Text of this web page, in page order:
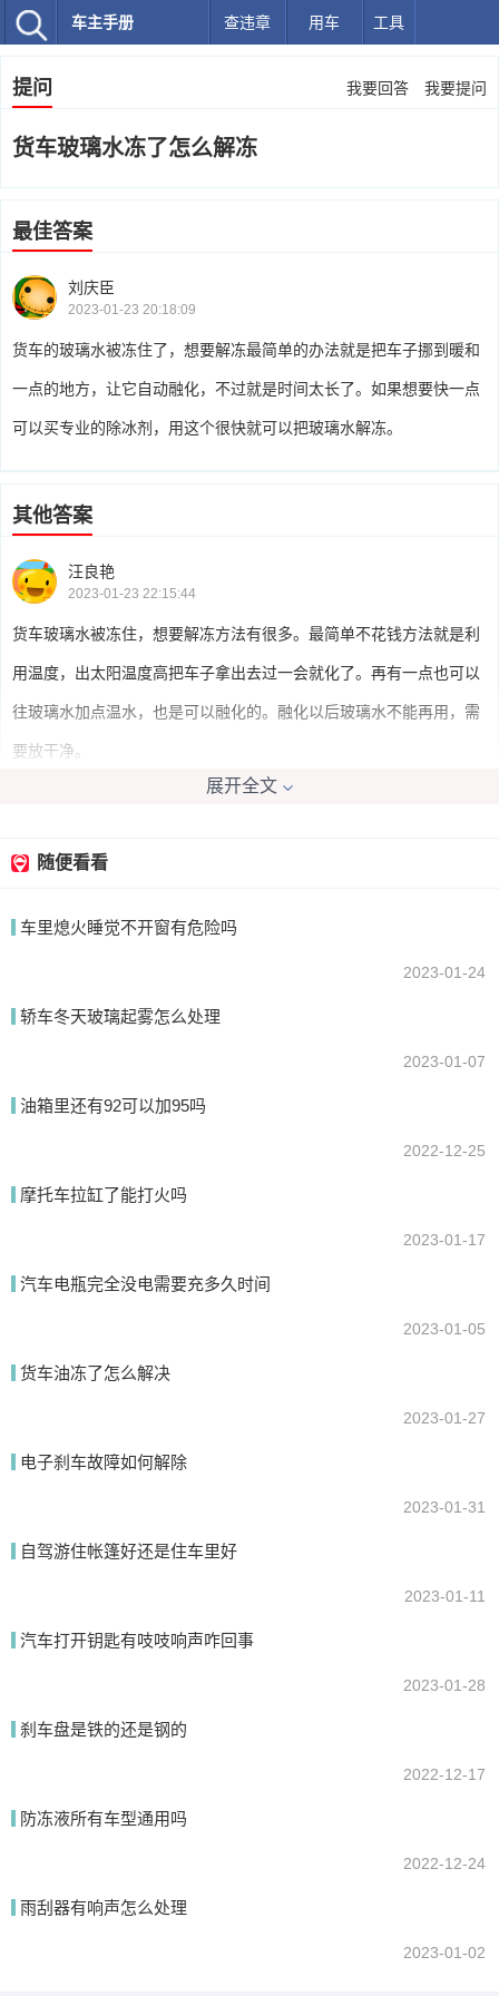
车主手册 查违章 用车 工具
提问 我要回答 我要提问
货车玻璃水冻了怎么解冻
最佳答案
刘庆臣
2023-01-23 20:18:09
货车的玻璃水被冻住了，想要解冻最简单的办法就是把车子挪到暖和
一点的地方，让它自动融化，不过就是时间太长了。如果想要快一点
可以买专业的除冰剂，用这个很快就可以把玻璃水解冻。
其他答案
汪良艳
2023-01-23 22:15:44
货车玻璃水被冻住，想要解冻方法有很多。最简单不花钱方法就是利
用温度，出太阳温度高把车子拿出去过一会就化了。再有一点也可以
往玻璃水加点温水，也是可以融化的。融化以后玻璃水不能再用，需
要放干净。
展开全文
随便看看
车里熄火睡觉不开窗有危险吗
2023-01-24
轿车冬天玻璃起雾怎么处理
2023-01-07
油箱里还有92可以加95吗
2022-12-25
摩托车拉缸了能打火吗
2023-01-17
汽车电瓶完全没电需要充多久时间
2023-01-05
货车油冻了怎么解决
2023-01-27
电子刹车故障如何解除
2023-01-31
自驾游住帐篷好还是住车里好
2023-01-11
汽车打开钥匙有吱吱响声咋回事
2023-01-28
刹车盘是铁的还是钢的
2022-12-17
防冻液所有车型通用吗
2022-12-24
雨刮器有响声怎么处理
2023-01-02